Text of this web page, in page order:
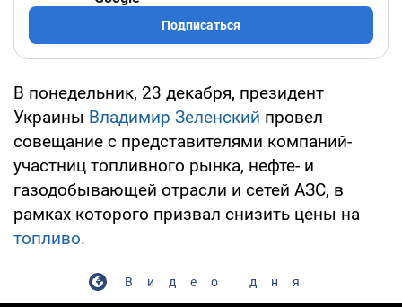
Подписаться
В понедельник, 23 декабря, президент
Украины Владимир Зеленский провел
совещание с представителями компаний-
участниц топливного рынка, нефте- и
газодобывающей отрасли и сетей АЗС, в
рамках которого призвал снизить цены на
топливо.
Видео дня